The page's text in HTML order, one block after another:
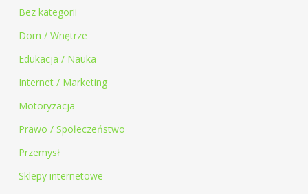
Bez kategorii
Dom / Wnętrze
Edukacja / Nauka
Internet / Marketing
Motoryzacja
Prawo / Społeczeństwo
Przemysł
Sklepy internetowe